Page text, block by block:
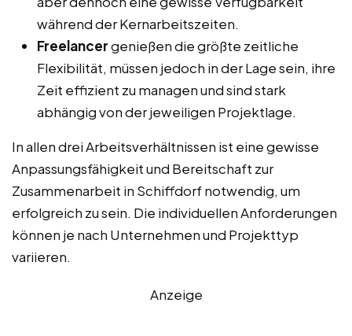
während der Kernarbeitszeiten.
Freelancergenießen die größte zeitliche
Flexibilität, müssen jedoch in der Lage sein, ihre
Zeit effizient zu managen und sind stark
abhängig von der jeweiligen Projektlage.
In allen drei Arbeitsverhältnissen ist eine gewisse
Anpassungsfähigkeit und Bereitschaft zur
Zusammenarbeit in Schiffdorf notwendig, um
erfolgreich zu sein. Die individuellen Anforderungen
können je nach Unternehmen und Projekttyp
variieren.
Anzeige